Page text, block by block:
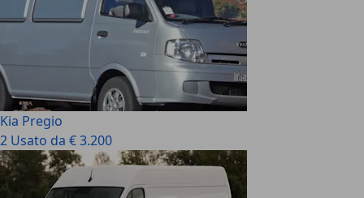
Kia Pregio
2 Usato da € 3.200